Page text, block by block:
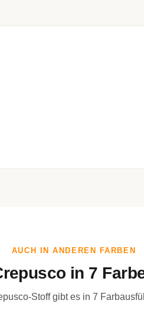
AUCH IN ANDEREN FARBEN
in 7
Stoff gibt es in 7